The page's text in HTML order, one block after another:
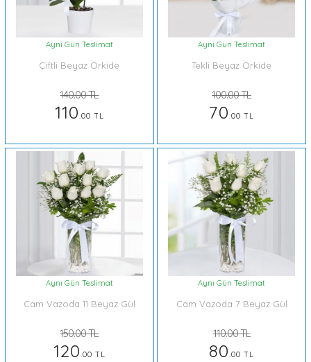
Aynı Gün Teslimat
Çiftli Beyaz Orkide
140.00 TL
110.00 TL
Aynı Gün Teslimat
Tekli Beyaz Orkide
100.00 TL
70.00 TL
Aynı Gün Teslimat
Cam Vazoda 11 Beyaz Gül
150.00 TL
120.00 TL
Aynı Gün Teslimat
Cam Vazoda 7 Beyaz Gül
110.00 TL
80.00 TL